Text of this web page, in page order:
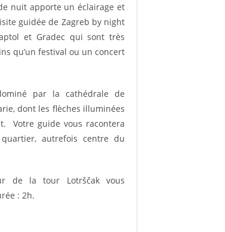
nuit apporte un éclairage et
guidée de Zagreb by night
et Gradec qui sont très
qu’un festival ou un concert
par la cathédrale de
dont les flèches illuminées
Votre guide vous racontera
autrefois centre du
de la tour Lotrščak vous
: 2h.